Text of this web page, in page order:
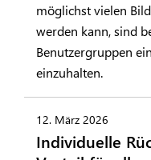
möglichst vielen
werden kann, sind
Benutzergruppen
einzuhalten.
12. März 2026
Individuelle